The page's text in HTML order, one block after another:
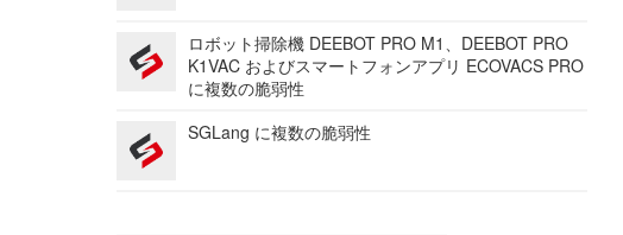
ロボット掃除機 DEEBOT PRO M1、DEEBOT PRO
K1VAC およびスマートフォンアプリ ECOVACS PRO
に複数の脆弱性
SGLang に複数の脆弱性